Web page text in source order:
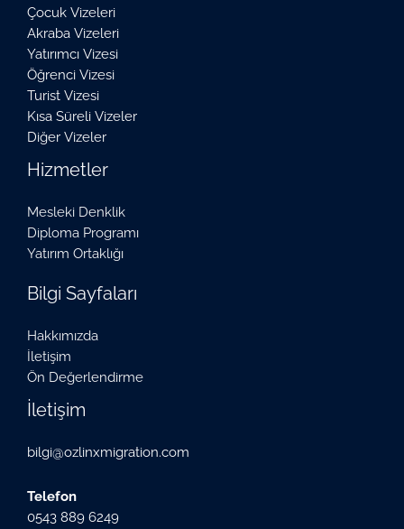
Çocuk Vizeleri
Akraba Vizeleri
Yatırımcı Vizesi
Öğrenci Vizesi
Turist Vizesi
Kısa Süreli Vizeler
Diğer Vizeler
Hizmetler
Mesleki Denklik
Diploma Programı
Yatırım Ortaklığı
Bilgi Sayfaları
Hakkımızda
İletişim
Ön Değerlendirme
İletişim
bilgi@ozlinxmigration.com
Telefon
0543 889 6249